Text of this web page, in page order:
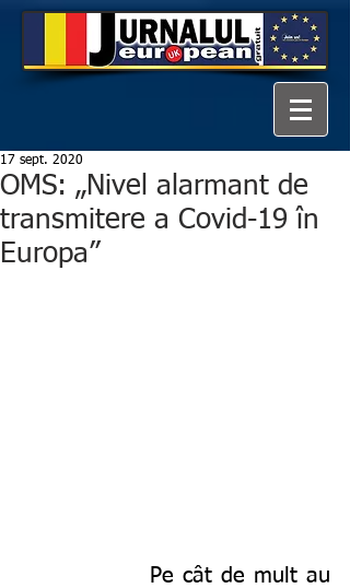
OMS: „Nivel alarmant de
transmitere a Covid-19 în
Europa”
17 sept. 2020